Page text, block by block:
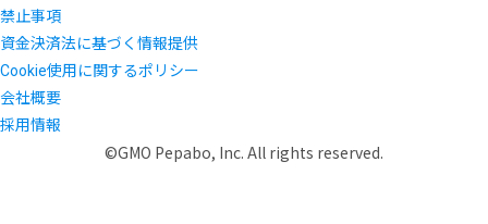
禁止事項
資金決済法に基づく情報提供
Cookie使用に関するポリシー
会社概要
採用情報
©GMO Pepabo, Inc. All rights reserved.